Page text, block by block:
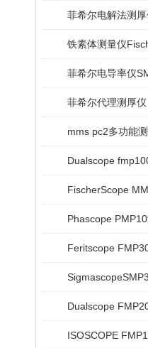
菲希尔电解法测
铁素体测量仪
菲希尔电导率仪
菲希尔代理测厚仪
mms pc2多功能
Dualscope
FischerScope
Phascope
Feritscope
Dualscope
ISOSCOPE